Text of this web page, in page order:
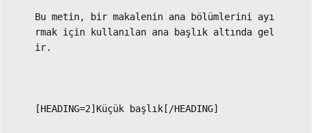
Bu metin, bir makalenin ana bölümlerini ayı
rmak için kullanılan ana başlık altında gel
ir.
[HEADING=2]Küçük başlık[/HEADING]